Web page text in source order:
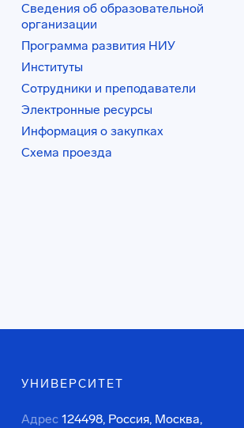
Сведения об образовательной
организации
Программа развития НИУ
Институты
Сотрудники и преподаватели
Электронные ресурсы
Информация о закупках
Схема проезда
УНИВЕРСИТЕТ
Адрес 124498, Россия, Москва,